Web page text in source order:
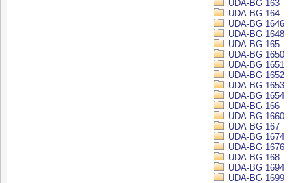
UDA-BG 163
UDA-BG 164
UDA-BG 1646
UDA-BG 1648
UDA-BG 165
UDA-BG 1650
UDA-BG 1651
UDA-BG 1652
UDA-BG 1653
UDA-BG 1654
UDA-BG 166
UDA-BG 1660
UDA-BG 167
UDA-BG 1674
UDA-BG 1676
UDA-BG 168
UDA-BG 1694
UDA-BG 1699